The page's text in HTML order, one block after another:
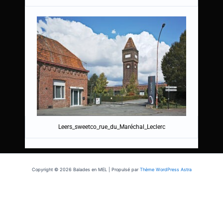
Leers_sweetco_rue_du_Maréchal_Leclerc
Copyright © 2026 Balades en MEL | Propulsé parThème WordPress Astra